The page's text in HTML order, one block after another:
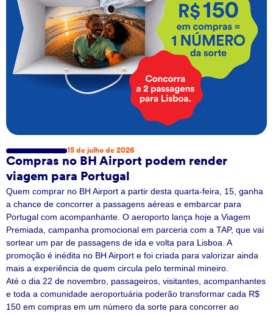
15 de julho de 2026
Compras no BH Airport podem render
viagem para Portugal
Quem comprar no BH Airport a partir desta quarta-feira, 15, ganha
a chance de concorrer a passagens aéreas e embarcar para
Portugal com acompanhante. O aeroporto lança hoje a Viagem
Premiada, campanha promocional em parceria com a TAP, que vai
sortear um par de passagens de ida e volta para Lisboa. A
promoção é inédita no BH Airport e foi criada para valorizar ainda
mais a experiência de quem circula pelo terminal mineiro.
Até o dia 22 de novembro, passageiros, visitantes, acompanhantes
e toda a comunidade aeroportuária poderão transformar cada R$
150 em compras em um número da sorte para concorrer ao